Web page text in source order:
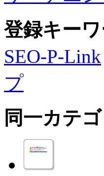
登録キー
SEO-P-Link
プ
同一カテ